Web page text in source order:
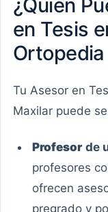
¿Quién
en Tesis
Tu Asesor en
Maxilar puede
Profesor de
profesores
ofrecen
pregrado y